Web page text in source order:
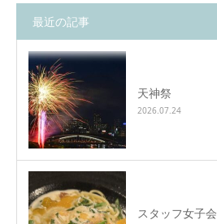
最近の記事
天神祭
2026.07.24
スタッフ女子会